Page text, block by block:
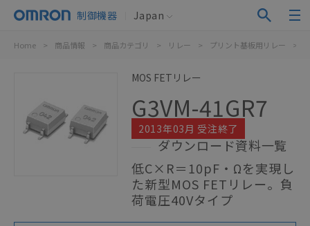
制御機器 Japan
Home > 商品情報 > 商品カテゴリ > リレー > プリント基板用リレー >
MOS FETリレー
G3VM-41GR7
2013年03月 受注終了
ダウンロード資料一覧
低C×R＝10pF・Ωを実現し
た新型MOS FETリレー。負
荷電圧40Vタイプ